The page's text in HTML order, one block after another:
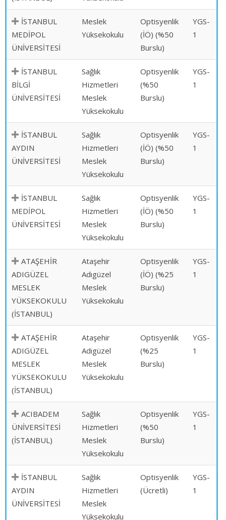
İSTANBUL
MEDİPOL
ÜNİVERSİTESİ
Meslek
Yüksekokulu
Optisyenlik
(İÖ) (%50
Burslu)
YGS-
1
İSTANBUL
BİLGİ
ÜNİVERSİTESİ
Sağlık
Hizmetleri
Meslek
Yüksekokulu
Optisyenlik
(%50
Burslu)
YGS-
1
İSTANBUL
AYDIN
ÜNİVERSİTESİ
Sağlık
Hizmetleri
Meslek
Yüksekokulu
Optisyenlik
(İÖ) (%50
Burslu)
YGS-
1
İSTANBUL
MEDİPOL
ÜNİVERSİTESİ
Sağlık
Hizmetleri
Meslek
Yüksekokulu
Optisyenlik
(İÖ) (%50
Burslu)
YGS-
1
ATAŞEHİR
ADIGÜZEL
MESLEK
YÜKSEKOKULU
(İSTANBUL)
Ataşehir
Adıgüzel
Meslek
Yüksekokulu
Optisyenlik
(İÖ) (%25
Burslu)
YGS-
1
ATAŞEHİR
ADIGÜZEL
MESLEK
YÜKSEKOKULU
(İSTANBUL)
Ataşehir
Adıgüzel
Meslek
Yüksekokulu
Optisyenlik
(%25
Burslu)
YGS-
1
ACIBADEM
ÜNİVERSİTESİ
(İSTANBUL)
Sağlık
Hizmetleri
Meslek
Yüksekokulu
Optisyenlik
(%50
Burslu)
YGS-
1
İSTANBUL
AYDIN
ÜNİVERSİTESİ
Sağlık
Hizmetleri
Meslek
Yüksekokulu
Optisyenlik
(Ücretli)
YGS-
1